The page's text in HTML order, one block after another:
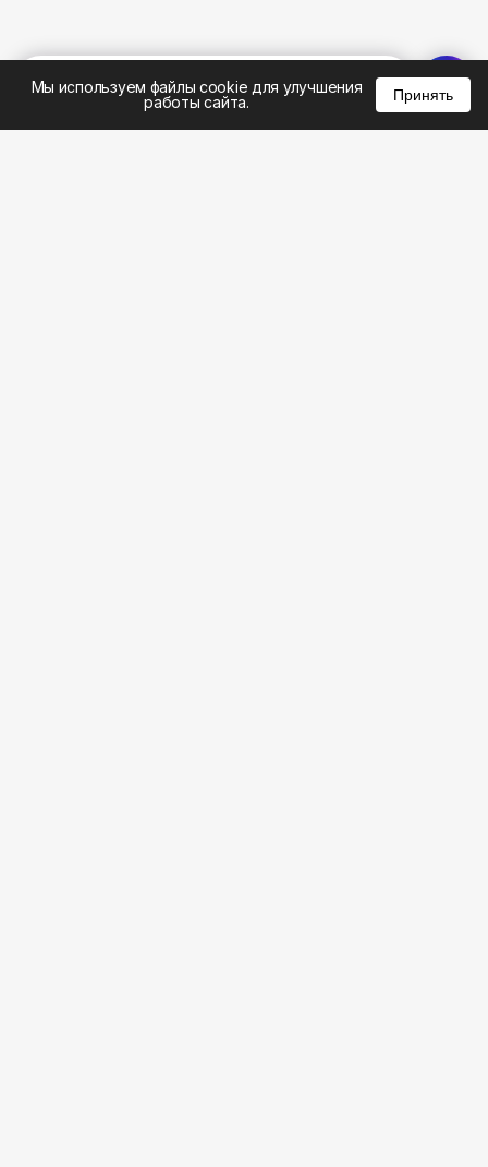
Мы используем файлы cookie для улучшения
работы сайта.
Принять